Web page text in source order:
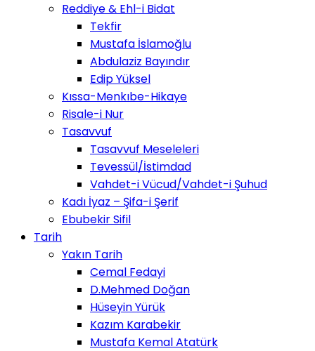
Reddiye & Ehl-i Bidat
Tekfir
Mustafa İslamoğlu
Abdulaziz Bayındır
Edip Yüksel
Kıssa-Menkıbe-Hikaye
Risale-i Nur
Tasavvuf
Tasavvuf Meseleleri
Tevessül/İstimdad
Vahdet-i Vücud/Vahdet-i Şuhud
Kadı İyaz – Şifa-i Şerif
Ebubekir Sifil
Tarih
Yakın Tarih
Cemal Fedayi
D.Mehmed Doğan
Hüseyin Yürük
Kazım Karabekir
Mustafa Kemal Atatürk